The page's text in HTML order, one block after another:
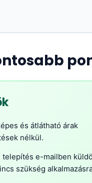
és átlátható árak
nélkül.
telepítés e-mailben
szükség